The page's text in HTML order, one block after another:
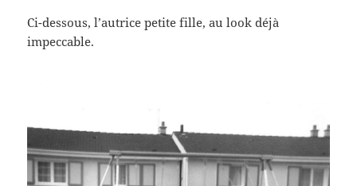
Ci-dessous, l’autrice petite fille, au look déjà
impeccable.